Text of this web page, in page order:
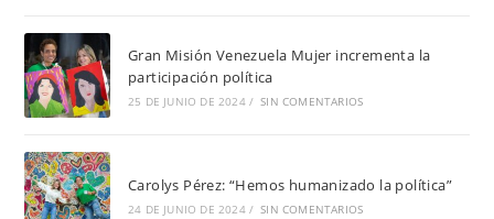
Gran Misión Venezuela Mujer incrementa la
participación política
25 DE JUNIO DE 2024 / SIN COMENTARIOS
Carolys Pérez: “Hemos humanizado la política”
24 DE JUNIO DE 2024 / SIN COMENTARIOS